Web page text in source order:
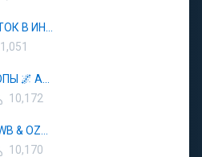
1,051
10,172
10,170